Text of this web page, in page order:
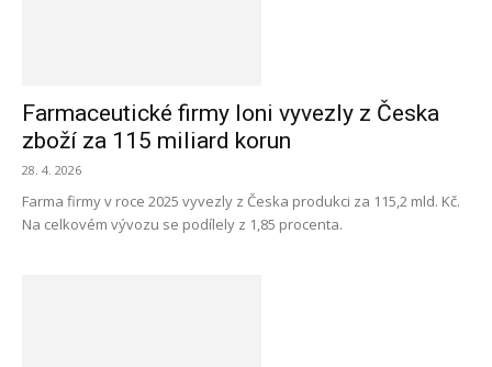
Farmaceutické firmy loni vyvezly z Česka
zboží za 115 miliard korun
28. 4. 2026
Farma firmy v roce 2025 vyvezly z Česka produkci za 115,2 mld. Kč.
Na celkovém vývozu se podílely z 1,85 procenta.